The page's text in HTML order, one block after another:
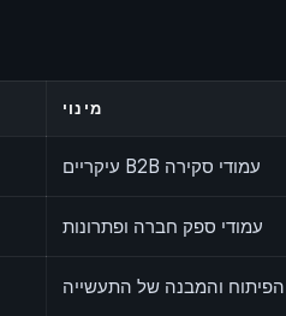
מינוי
עמודי סקירה B2B עיקריים
עמודי ספק חברה ופתרונות
והמבנה של התעשייה